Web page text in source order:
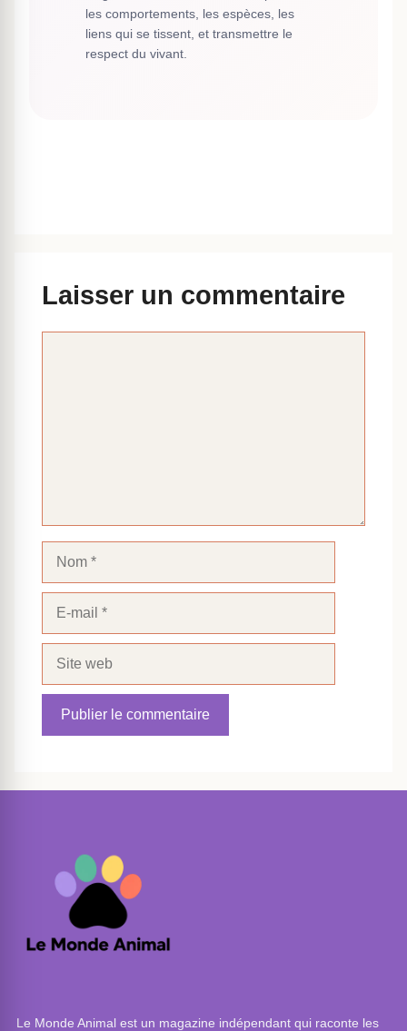
les comportements, les espèces, les
liens qui se tissent, et transmettre le
respect du vivant.
Laisser un commentaire
Le Monde Animal est un magazine indépendant qui raconte les